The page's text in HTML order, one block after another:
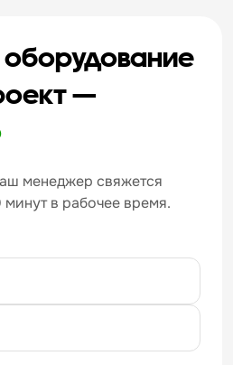
—
менеджер свяжется
в рабочее время.